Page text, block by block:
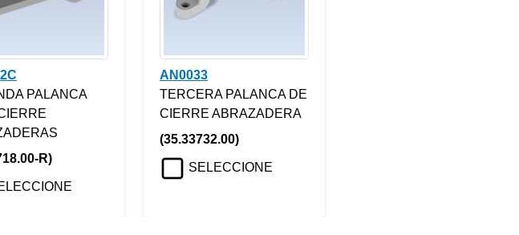
PALANCA
R)
AN0033
TERCERA PALANCA DE
CIERRE ABRAZADERA
(35.33732.00)
SELECCIONE